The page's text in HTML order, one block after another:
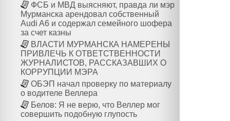
ФСБ и МВД выясняют, правда ли мэр
Мурманска арендовал собственный
Audi A6 и содержал семейного шофера
за счет казны
ВЛАСТИ МУРМАНСКА НАМЕРЕНЫ
ПРИВЛЕЧЬ К ОТВЕТСТВЕННОСТИ
ЖУРНАЛИСТОВ, РАССКАЗАВШИХ О
КОРРУПЦИИ МЭРА
ОБЭП начал проверку по материалу
о водителе Веллера
Белов: Я не верю, что Веллер мог
совершить подобную глупость